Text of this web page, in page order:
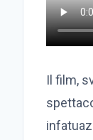
Il film,